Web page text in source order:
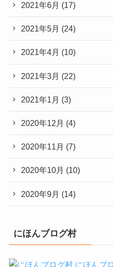
2021年6月 (17)
2021年5月 (24)
2021年4月 (10)
2021年3月 (22)
2021年1月 (3)
2020年12月 (4)
2020年11月 (7)
2020年10月 (10)
2020年9月 (14)
にほんブログ村